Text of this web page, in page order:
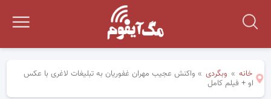
خانه » وبگردی » واکنش عجیب مهران غفوریان به تبلیغات لاغری با عکس
او + فیلم کامل